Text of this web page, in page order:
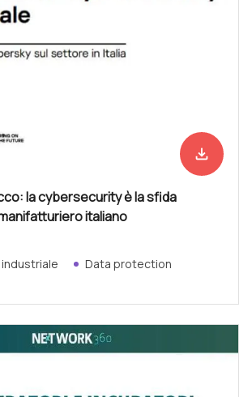
Scarica
file_download
la cybersecurity è la sfida
italiano
Data protection